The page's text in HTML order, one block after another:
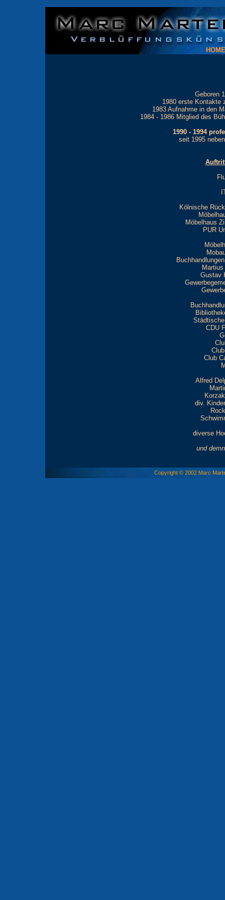
HOME
Geboren
1980 erste Kontakte
1983 Aufnahme in den
1984 - 1986 Mitglied des
1990 - 1994
seit 1995
Kölnische
Möbelhaus
PUR
Gustav
CDU
Club
Alfred
div.
diverse
und
Copyright © 2002 Marc